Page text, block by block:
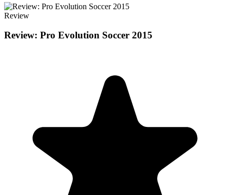
Review
Review: Pro Evolution Soccer 2015